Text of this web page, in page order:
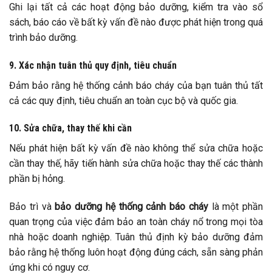
Ghi lại tất cả các hoạt động bảo dưỡng, kiểm tra vào sổ
sách, báo cáo về bất kỳ vấn đề nào được phát hiện trong quá
trình bảo dưỡng.
9. Xác nhận tuân thủ quy định, tiêu chuẩn
Đảm bảo rằng hệ thống cảnh báo cháy của bạn tuân thủ tất
cả các quy định, tiêu chuẩn an toàn cục bộ và quốc gia.
10. Sửa chữa, thay thế khi cần
Nếu phát hiện bất kỳ vấn đề nào không thể sửa chữa hoặc
cần thay thế, hãy tiến hành sửa chữa hoặc thay thế các thành
phần bị hỏng.
Bảo trì và bảo dưỡng hệ thống cảnh báo cháy là một phần
quan trọng của việc đảm bảo an toàn cháy nổ trong mọi tòa
nhà hoặc doanh nghiệp. Tuân thủ định kỳ bảo dưỡng đảm
bảo rằng hệ thống luôn hoạt động đúng cách, sẵn sàng phản
ứng khi có nguy cơ.